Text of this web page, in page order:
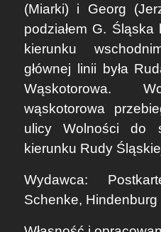
(Miarki) i Georg
podziałem G.
kierunku
głównej linii była
Wąskotorowa.
wąskotorowa
ulicy Wolności do
kierunku Rudy
Wydawca:
Schenke, Hindenburg